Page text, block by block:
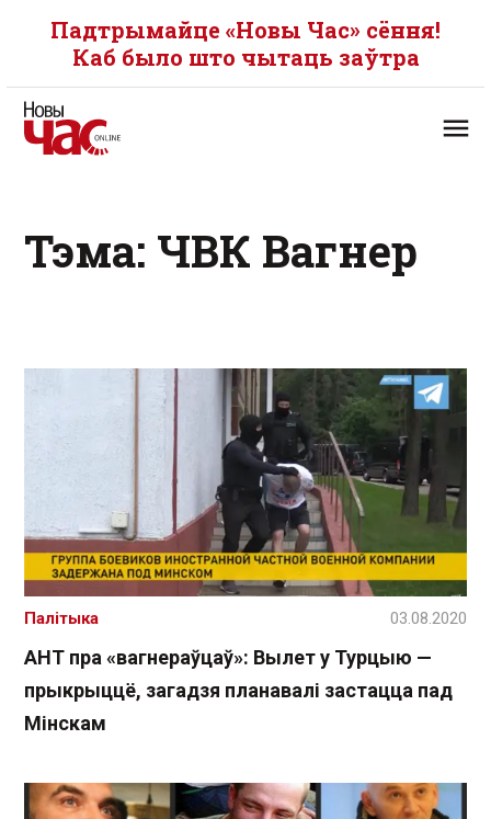
Падтрымайце «Новы Час» сёння!
Каб было што чытаць заўтра
Тэма: ЧВК Вагнер
АНТ пра «вагнераўцаў»: Вылет у Турцыю —
прыкрыццё, загадзя планавалі застацца пад
Мінскам
Палітыка 03.08.2020